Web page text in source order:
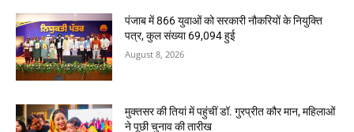
पंजाब में 866 युवाओं को सरकारी नौकरियों के नियुक्ति
पत्र, कुल संख्या 69,094 हुई
August 8, 2026
मुक्तसर की तियां में पहुंचीं डॉ. गुरप्रीत कौर मान, महिलाओं
ने पूछी चुनाव की तारीख